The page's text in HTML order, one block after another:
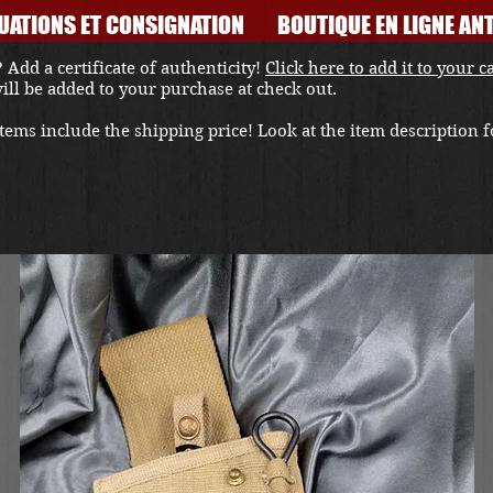
ET CONSIGNATION BOUTIQUE EN LIGNE
a certificate of authenticity! Click here to add it to your
be added to your purchase at check out.
include the shipping price! Look at the item description